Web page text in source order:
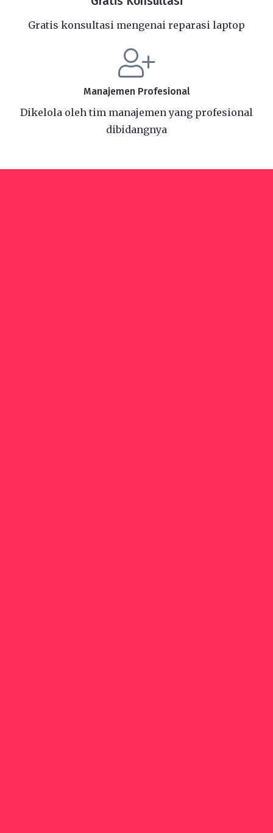
Gratis konsultasi mengenai reparasi laptop
Manajemen Profesional
Dikelola oleh tim manajemen yang profesional
dibidangnya